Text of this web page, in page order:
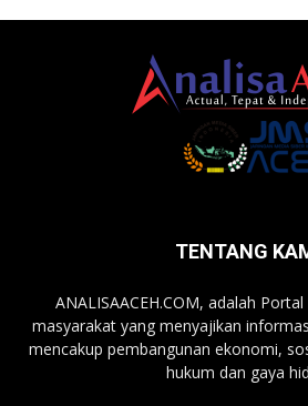
TENTANG
ANALISAACEH.COM, adalah
masyarakat yang menyajikan
mencakup pembangunan ekonomi,
hukum dan gaya